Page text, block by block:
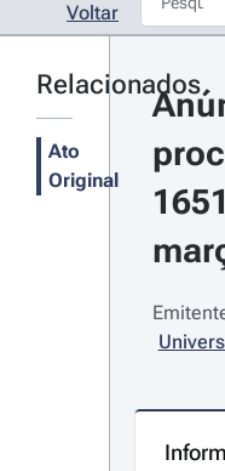
Voltar
Relacionados
Ato
Original